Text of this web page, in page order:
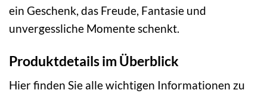
ein Geschenk, das Freude, Fantasie und
unvergessliche Momente schenkt.
Produktdetails im Überblick
Hier finden Sie alle wichtigen Informationen zu